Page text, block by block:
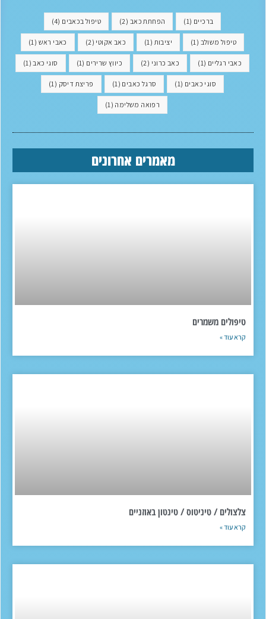
ברכיים (1) הפחתת כאב (2) טיפול בכאבים (4)
טיפול משולב (1) יציבות (1) כאב אקוטי (2) כאבי ראש (1)
כאבי רגליים (1) כאב כרוני (2) כיווץ שרירים (1) סוגי כאב(1)
סוגי כאבים (1) סרגל כאבים (1) פריצת דיסק (1)
רפואה משלימה (1)
מאמרים אחרונים
טיפולים משמרים
קרא עוד »
צלצולים / טיניטוס / טינטון באוזניים
קרא עוד »